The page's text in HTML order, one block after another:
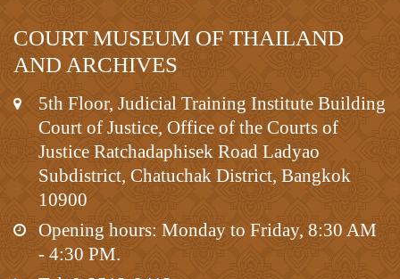
COURT MUSEUM OF THAILAND
AND ARCHIVES
5th Floor, Judicial Training Institute Building
Court of Justice, Office of the Courts of
Justice Ratchadaphisek Road Ladyao
Subdistrict, Chatuchak District, Bangkok
10900
Opening hours: Monday to Friday, 8:30 AM
- 4:30 PM.